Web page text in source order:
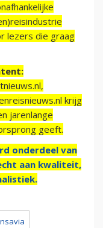
lezers die graag
krijg
jarenlange
geeft.
onderdeel van
aan kwaliteit,